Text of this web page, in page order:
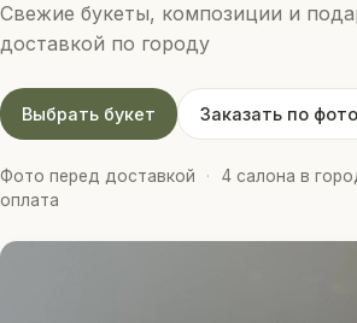
Монобукеты
Сборные
букеты
Шары
Свежие букеты, композиции и
доставкой по городу
Выбрать букет Заказать по фото
Фото перед доставкой · 4 салона в
оплата